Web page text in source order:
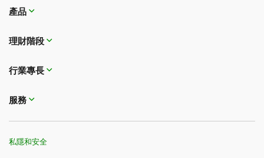
產品
理財階段
行業專長
服務
私隱和安全